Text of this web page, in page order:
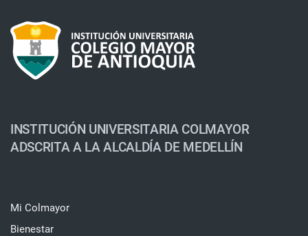
INSTITUCIÓN UNIVERSITARIA COLMAYOR
ADSCRITA A LA ALCALDÍA DE MEDELLÍN
Mi Colmayor
Bienestar